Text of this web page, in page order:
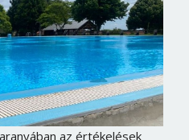
az értékelések